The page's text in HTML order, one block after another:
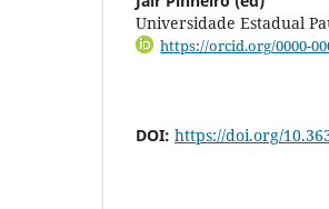
Universidade Estadual
https://orcid.org/0000-
DOI: https://doi.org/